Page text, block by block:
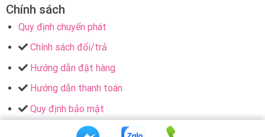
Chính sách
Quy định chuyển phát
Chính sách đổi/trả
Hướng dẫn đặt hàng
Hướng dẫn thanh toán
Quy định bảo mật